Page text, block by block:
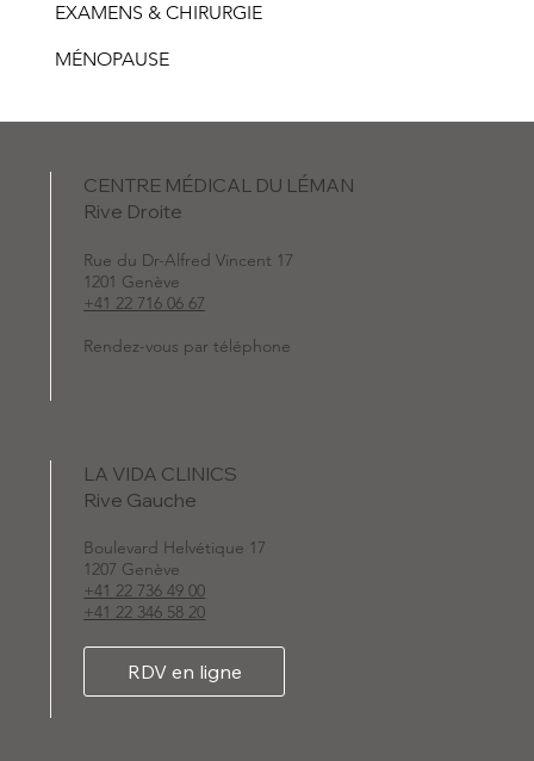
EXAMENS & CHIRURGIE
MÉNOPAUSE
CENTRE MÉDICAL DU LÉMAN
Rive Droite
Rue du Dr-Alfred Vincent 17
1201 Genève
+41 22 716 06 67
Rendez-vous par téléphone
LA VIDA CLINICS
Rive Gauche
Boulevard Helvétique 17
1207 Genève
+41 22 736 49 00
+41 22 346 58 20
RDV en ligne